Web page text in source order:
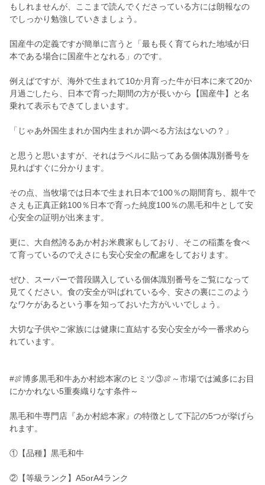
もしれませんが、ここまで読んでくださっている方には朗報なの
でしっかり勉強していきましょう。
国産牛の定義ですが簡単に言うと「最も長く育てられた地域が日
本である場合に国産牛となれる」のです。
例えばですが、海外で生まれて10か月育った牛が日本に来て20か
月過ごしたら、日本で育った期間の方が長いから【国産牛】と名
乗れて表示もできてしまいます。
「じゃあ外国生まれか国内生まれか調べる方法はないの？」
と思うと思いますが、それはラベルに貼ってある個体識別番号を
見ればすぐに分かります。
その点、当牧場では日本で生まれ日本で100％の期間育ち、親牛で
さえも正真正銘100％日本で育った純度100％の黒毛和牛として安
心安全の証明が出来ます。
更に、大自然誇るあか村お米農家もしており、そこの稲藁を食べ
て育っているのでえさにも安心安全の配慮をしております。
ぜひ、スーパーで普段購入している個体識別番号をご覧になって
見てください。食の安全が叫ばれている今、安さの裏にこのよう
なワケがあるという事を知っておいた方がいいでしょう。
大切な子供やご家族には健康に直結する安心安全が今一番求めら
れています。
#🍖博多黒毛和牛あか村総本家のヒミツ③🍖～市場では滅多にお目
にかかれない5重奏織りなす条件～
黒毛和牛専門店『あか村総本家』の特徴として下記の5つが挙げら
れます。
①【品種】黒毛和牛
②【等級ランク】A5orA4ランク